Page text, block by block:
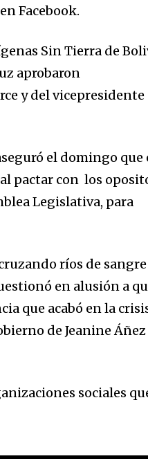
or click
and
I've read
Facebook.
Sin Tierra de
aprobaron
y del vicepresidente
el domingo que
pactar con los
Legislativa, para
ríos de
en alusión a
que acabó en la
de Jeanine Áñez
sociales